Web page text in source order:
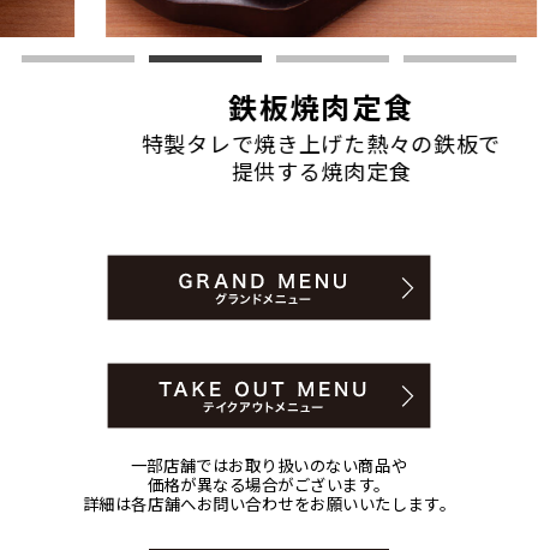
鉄板焼肉定食
特製タレで焼き上げた熱々の鉄板で
提供する焼肉定食
一部店舗ではお取り扱いのない商品や
価格が異なる場合がございます。
詳細は各店舗へお問い合わせをお願いいたします。